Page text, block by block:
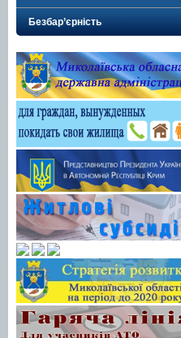
Безбар’єрність